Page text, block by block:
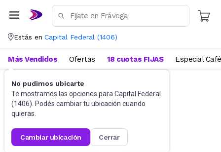
Estás en Capital Federal (1406)
No pudimos ubicarte
Te mostramos las opciones para Capital Federal
(1406). Podés cambiar tu ubicación cuando
quieras.
cambiar ubicación cerrar
Más Vendidos Ofertas 18 cuotas FIJAS Especial Café
Accesorios Anteojos de sol